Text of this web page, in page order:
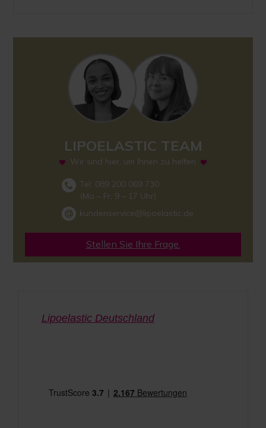
LIPOELASTIC TEAM
Wir sind hier, um Ihnen zu helfen
Tel: 089 200 069 730
(Mo – Fr, 9 – 17 Uhr)
kundenservice@lipoelastic.de
Stellen Sie Ihre Frage.
Lipoelastic Deutschland